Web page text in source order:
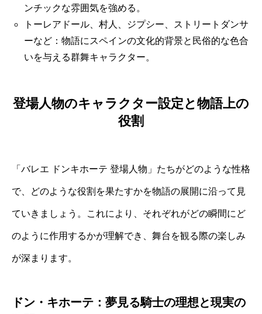
ンチックな雰囲気を強める。
トーレアドール、村人、ジプシー、ストリートダンサ
ーなど：物語にスペインの文化的背景と民俗的な色合
いを与える群舞キャラクター。
登場人物のキャラクター設定と物語上の
役割
「バレエ ドンキホーテ 登場人物」たちがどのような性格
で、どのような役割を果たすかを物語の展開に沿って見
ていきましょう。これにより、それぞれがどの瞬間にど
のように作用するかが理解でき、舞台を観る際の楽しみ
が深まります。
ドン・キホーテ：夢見る騎士の理想と現実の